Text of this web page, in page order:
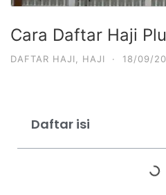
Cara Daftar Haji
DAFTAR HAJI HAJI · 18/09/
Daftar isi